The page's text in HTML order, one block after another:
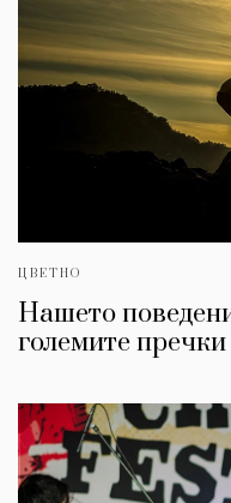
ЦВЕТНО
Нашето
големите